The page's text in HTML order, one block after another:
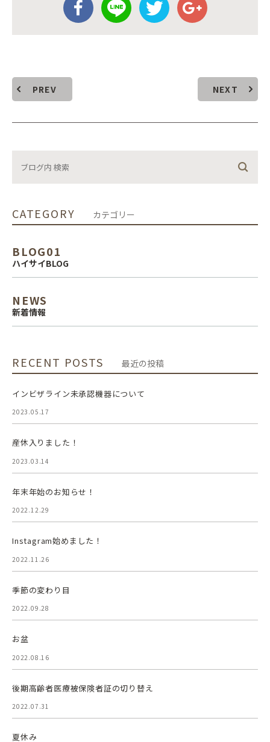
PREV NEXT
CATEGORY カテゴリー
BLOG01
ハイサイBLOG
NEWS
新着情報
RECENT POSTS 最近の投稿
インビザライン未承認機器について
2023.05.17
産休入りました！
2023.03.14
年末年始のお知らせ！
2022.12.29
Instagram始めました！
2022.11.26
季節の変わり目
2022.09.28
お盆
2022.08.16
後期高齢者医療被保険者証の切り替え
2022.07.31
夏休み